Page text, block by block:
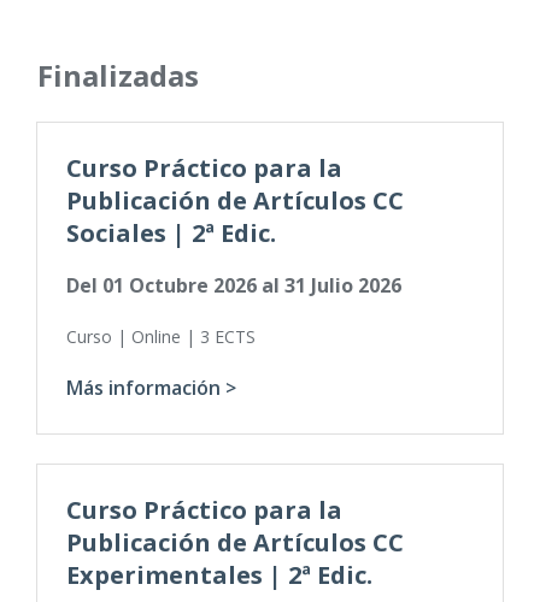
Finalizadas
Curso Práctico para la
Publicación de Artículos CC
Sociales | 2ª Edic.
Del 01 Octubre 2026 al 31 Julio 2026
Curso | Online | 3 ECTS
Más información >
Curso Práctico para la
Publicación de Artículos CC
Experimentales | 2ª Edic.